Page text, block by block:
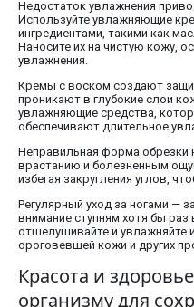
Недостаток увлажнения
Используйте увлажняющие
ингредиентами, такими как
Наносите их на чистую кожу,
увлажнения.
Кремы с воском создают
проникают в глубокие слои
увлажняющие средства,
обеспечивают длительное
Неправильная форма обрезки
врастанию и болезненным
избегая закругления углов,
Регулярный уход за ногами —
внимание ступням хотя бы
отшелушивайте и увлажняйте
ороговевшей кожи и других
Красота и
организму для